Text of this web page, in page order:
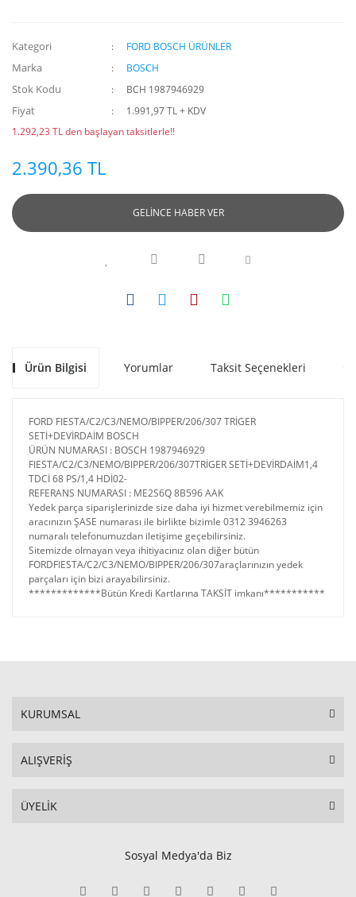
Kategori FORD BOSCH ÜRÜNLER
Marka BOSCH
Stok Kodu BCH 1987946929
Fiyat
1.991,97 TL + KDV
1.292,23 TL den başlayan taksitlerle!!
2.390,36 TL
GELİNCE HABER VER
Ürün Bilgisi Yorumlar Taksit Seçenekleri
FORD FIESTA/C2/C3/NEMO/BIPPER/206/307 TRİGER
SETİ+DEVİRDAİM BOSCH
ÜRÜN NUMARASI : BOSCH 1987946929
FIESTA/C2/C3/NEMO/BIPPER/206/307TRİGER SETİ+DEVİRDAİM1,4
TDCİ 68 PS/1,4 HDİ02-
REFERANS NUMARASI : ME2S6Q 8B596 AAK
Yedek parça siparişlerinizde size daha iyi hizmet verebilmemiz için
aracınızın ŞASE numarası ile birlikte bizimle 0312 3946263
numaralı telefonumuzdan iletişime geçebilirsiniz.
Sitemizde olmayan veya ihitiyacınız olan diğer bütün
FORDFIESTA/C2/C3/NEMO/BIPPER/206/307araçlarınızın yedek
parçaları için bizi arayabilirsiniz.
*************Bütün Kredi Kartlarına TAKSİT imkanı***********
KURUMSAL
ALIŞVERİŞ
ÜYELİK
Sosyal Medya'da Biz